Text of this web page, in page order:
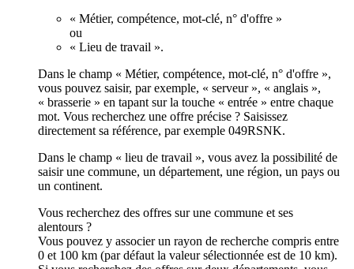
« Métier, compétence, mot-clé, n° d'offre »
ou
« Lieu de travail ».
Dans le champ « Métier, compétence, mot-clé, n° d'offre »,
vous pouvez saisir, par exemple, « serveur », « anglais »,
« brasserie » en tapant sur la touche « entrée » entre chaque
mot. Vous recherchez une offre précise ? Saisissez
directement sa référence, par exemple 049RSNK.
Dans le champ « lieu de travail », vous avez la possibilité de
saisir une commune, un département, une région, un pays ou
un continent.
Vous recherchez des offres sur une commune et ses
alentours ?
Vous pouvez y associer un rayon de recherche compris entre
0 et 100 km (par défaut la valeur sélectionnée est de 10 km).